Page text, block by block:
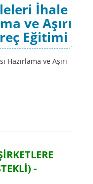
İhale
ve Aşırı
Eğitimi
-